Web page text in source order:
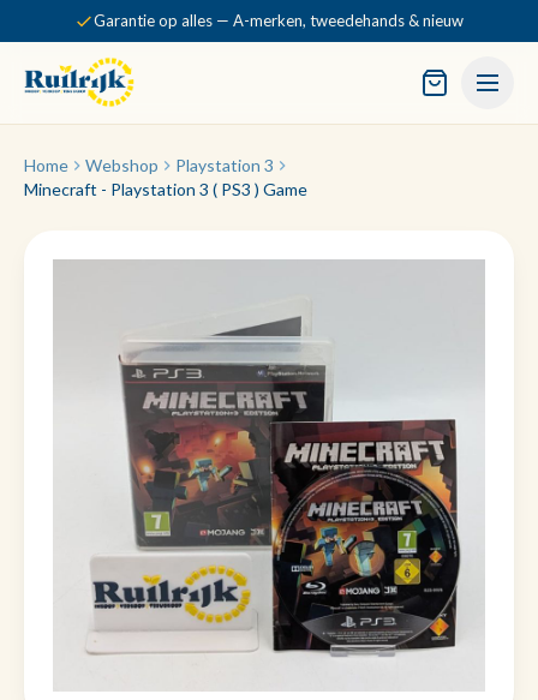
Garantie op alles — A-merken, tweedehands & nieuw
Home Webshop
Playstation 3
Minecraft - Playstation 3 ( PS3 ) Game